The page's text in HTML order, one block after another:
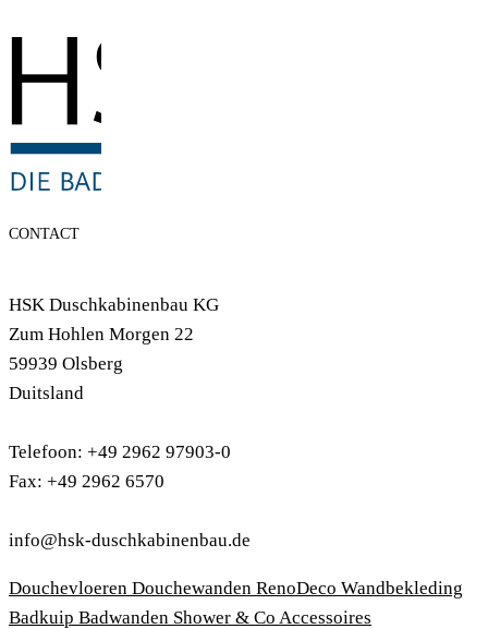
CONTACT
HSK Duschkabinenbau KG
Zum Hohlen Morgen 22
59939 Olsberg
Duitsland
Telefoon: +49 2962 97903-0
Fax: +49 2962 6570
info@hsk-duschkabinenbau.de
Douchevloeren Douchewanden RenoDeco Wandbekleding
Badkuip Badwanden Shower & Co Accessoires